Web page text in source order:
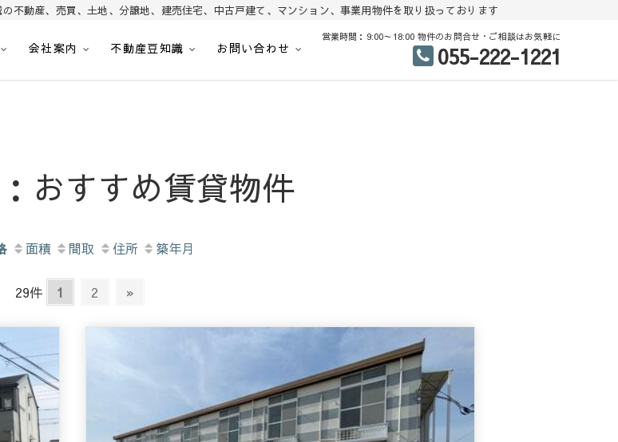
不動産、売買、土地、分譲地、建売住宅、中古戸建て、マンション、事業用物件を取り扱っております
アルプス市、中央市など山梨県の不動産、土地、分譲地、建売住宅、戸建て、マンション、事業用物件を多数掲載中
会社案内 不動産豆知識 お問い合わせ
営業時間：9:00～18:00 物件のお問合せ・ご相談はお気軽に
055-222-1221
おすすめ賃貸物件
面積 間取 住所 築年月
29件 1 2 »